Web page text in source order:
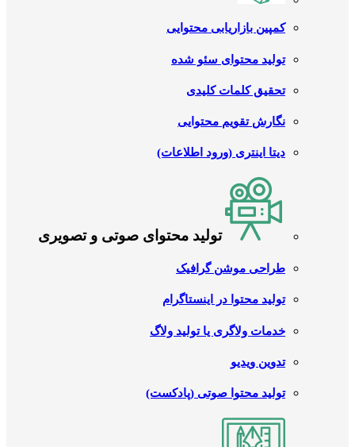
کمپین بازاریابی محتوایی
تولید محتوای سئو شده
تحقیق کلمات کلیدی
نگارش تقویم محتوایی
دیتا اینتری (ورود اطلاعات)
تولید محتوای صوتی و تصویری
طراحی موشن گرافیک
تولید محتوا در اینستاگرام
خدمات ولاگری یا تولید ولاگ
تدوین ویدیو
تولید محتوا صوتی (پادکست)